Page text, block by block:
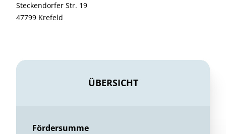
Steckendorfer Str. 19
47799 Krefeld
ÜBERSICHT
Fördersumme